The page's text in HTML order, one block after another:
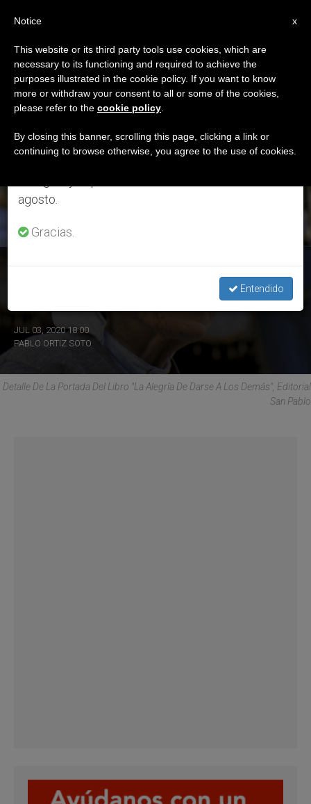
ETIQUETA
Posts Tagged ‘darse A
Los Demás’
ÚLTIMAS NOTICIAS
Lecturas de verano: Santa Teresa de Calcuta, “La alegría de
JUL 03, 2020 18:00
PABLO ORTIZ SOTO
Detalle De La Portada Del Libro "La Alegría De Darse A Los Demás", Editorial
San Pablo
×
Aviso importante
Del 27 de julio al 7 de agosto haremos la pausa
anual, aprovechando que en el periodo de verano
se generan menos informaciones y también el
agosto.
Gracias.
Entendido
x
Notice
This website or its third party tools use cookies, which are
necessary to its functioning and required to achieve the
purposes illustrated in the cookie policy. If you want to know
more or withdraw your consent to all or some of the cookies,
please refer to the cookie policy
By closing this banner, scrolling this page, clicking a link or
continuing to browse otherwise, you agree to the use of cookies.